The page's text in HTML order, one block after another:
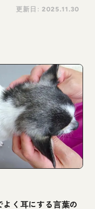
更新日: 2025.11.30
く耳にする言葉の